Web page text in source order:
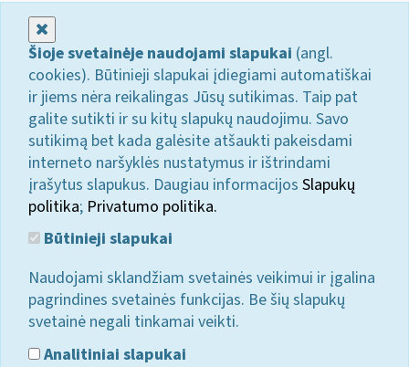
Šioje svetainėje naudojami slapukai (angl.
cookies). Būtinieji slapukai įdiegiami automatiškai
ir jiems nėra reikalingas Jūsų sutikimas. Taip pat
galite sutikti ir su kitų slapukų naudojimu. Savo
sutikimą bet kada galėsite atšaukti pakeisdami
interneto naršyklės nustatymus ir ištrindami
įrašytus slapukus. Daugiau informacijos Slapukų
politika; Privatumo politika.
Būtinieji slapukai
Naudojami sklandžiam svetainės veikimui ir įgalina
pagrindines svetainės funkcijas. Be šių slapukų
svetainė negali tinkamai veikti.
Analitiniai slapukai